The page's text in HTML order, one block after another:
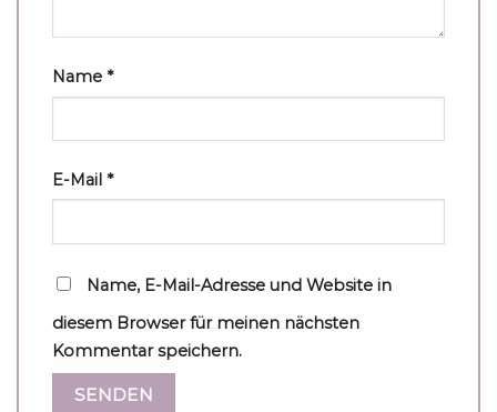
Name *
E-Mail *
Name, E-Mail-Adresse und Website in
diesem Browser für meinen nächsten
Kommentar speichern.